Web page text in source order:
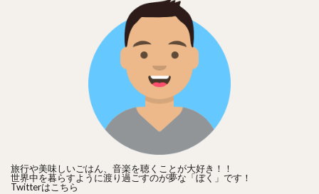
旅行や美味しいごはん、音楽を聴くことが大好き！！
世界中を暮らすように渡り過ごすのが夢な「ぼく」です！
Twitterは こちら